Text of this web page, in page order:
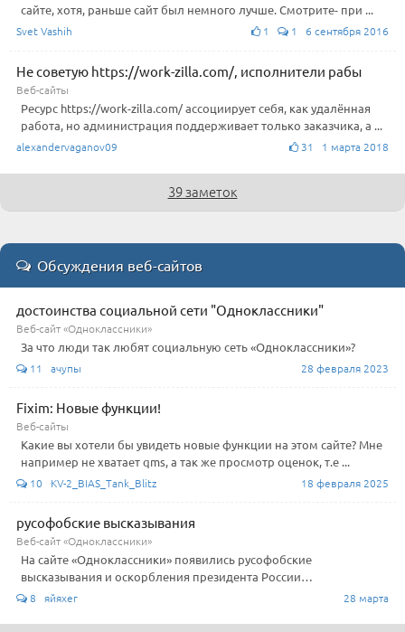
сайте, хотя, раньше сайт был немного лучше. Смотрите- при ...
Svet Vashih 1 1 6 сентября 2016
Не советую https://work-zilla.com/, исполнители рабы
Веб-сайты
Ресурс https://work-zilla.com/ ассоциирует себя, как удалённая
работа, но администрация поддерживает только заказчика, а ...
alexandervaganov09 31 1 марта 2018
39 заметок
Обсуждения веб-сайтов
достоинства социальной сети "Одноклассники"
Веб-сайт «Одноклассники»
За что люди так любят социальную сеть «Одноклассники»?
11 ачупы 28 февраля 2023
Fixim: Новые функции!
Веб-сайты
Какие вы хотели бы увидеть новые функции на этом сайте? Мне
например не хватает qms, а так же просмотр оценок, т.е ...
10 KV-2_BIAS_Tank_Blitz 18 февраля 2025
русофобские высказывания
Веб-сайт «Одноклассники»
На сайте «Одноклассники» появились русофобские
высказывания и оскорбления президента России…
8 яйяхег 28 марта